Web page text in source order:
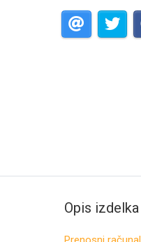
Opis izdelka